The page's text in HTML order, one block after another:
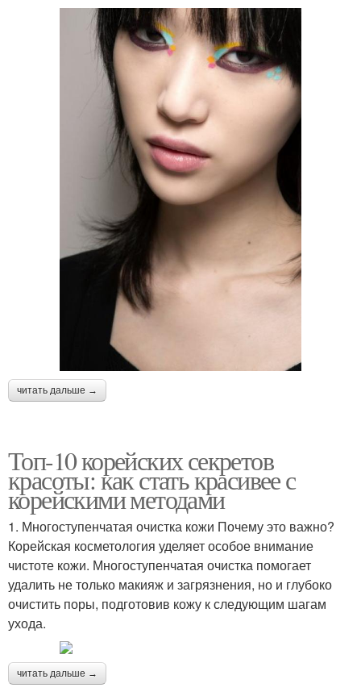
читать дальше →
Топ-10 корейских секретов
красоты: как стать красивее с
корейскими методами
1. Многоступенчатая очистка кожи Почему это важно?
Корейская косметология уделяет особое внимание
чистоте кожи. Многоступенчатая очистка помогает
удалить не только макияж и загрязнения, но и глубоко
очистить поры, подготовив кожу к следующим шагам
ухода.
читать дальше →